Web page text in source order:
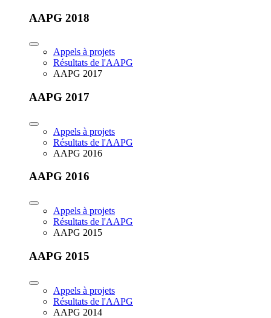
AAPG 2018
Appels à projets
Résultats de l'AAPG
AAPG 2017
AAPG 2017
Appels à projets
Résultats de l'AAPG
AAPG 2016
AAPG 2016
Appels à projets
Résultats de l'AAPG
AAPG 2015
AAPG 2015
Appels à projets
Résultats de l'AAPG
AAPG 2014